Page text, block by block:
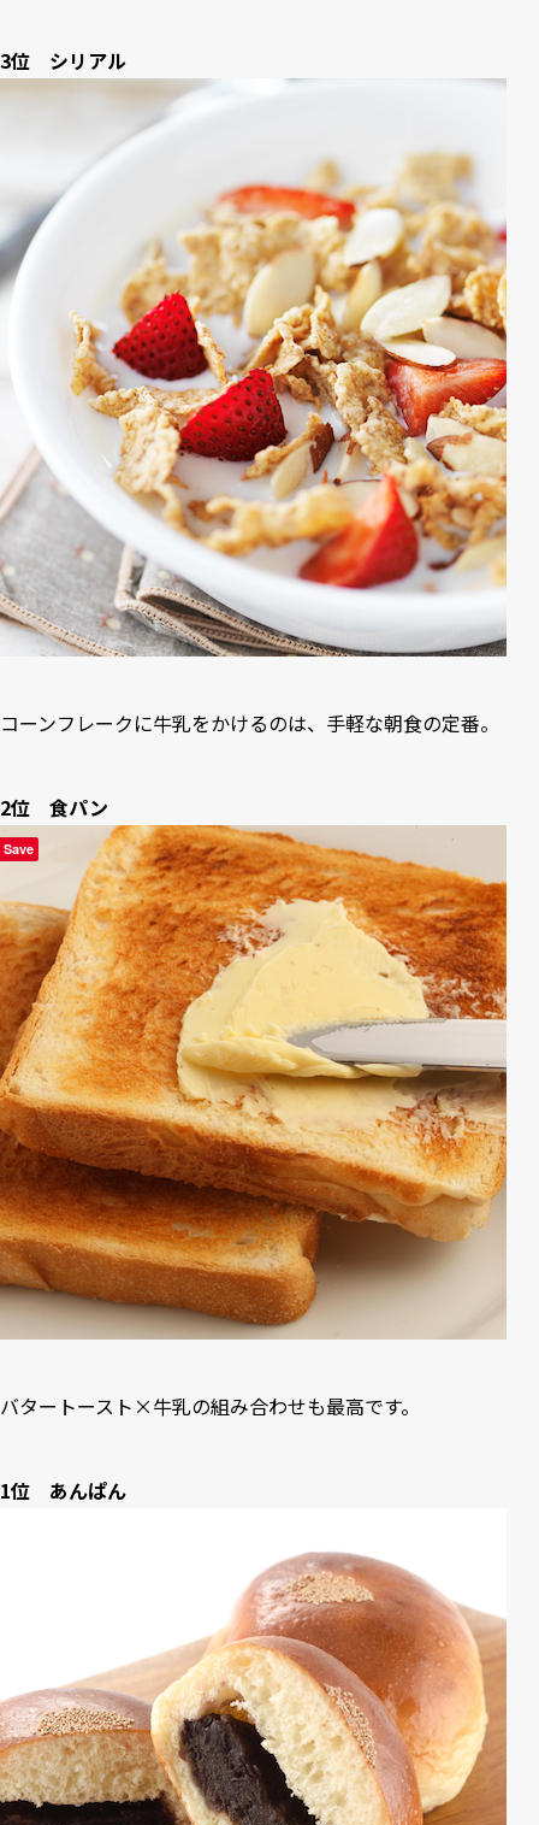
3位 シリアル
コーンフレークに牛乳をかけるのは、手軽な朝食の定番。
2位 食パン
バタートースト×牛乳の組み合わせも最高です。
1位 あんぱん
Save